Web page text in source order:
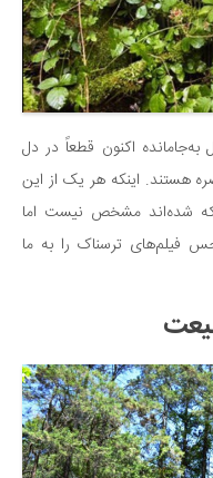
اکنون قطعاً در دل
هستند. اینکه هر یک از این
شده‌اند مشخص نیست اما
فیلم‌های ترسناک را به ما